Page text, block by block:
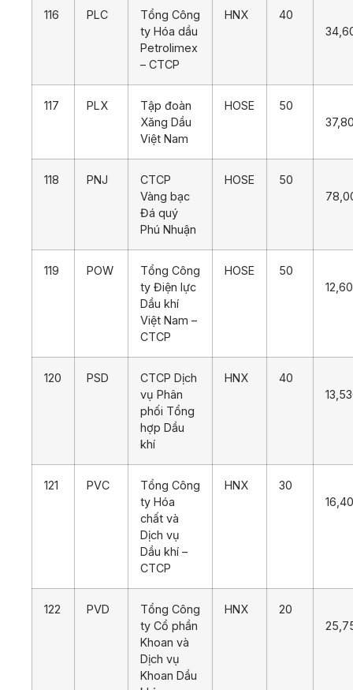
116 PLC
Tổng Công
ty Hóa dầu
Petrolimex
– CTCP
HNX
40
117 PLX
Tập đoàn
Xăng Dầu
Việt Nam
HOSE
50
118 PNJ
CTCP
Vàng bạc
Đá quý
Phú Nhuận
HOSE
50
119 POW
Tổng Công
ty Điện lực
Dầu khí
Việt Nam –
CTCP
HOSE
50
120 PSD
CTCP Dịch
vụ Phân
phối Tổng
hợp Dầu
khí
HNX
40
121 PVC
Tổng Công
ty Hóa
chất và
Dịch vụ
Dầu khí –
CTCP
HNX
30
122 PVD
Tổng Công
ty Cổ phần
Khoan và
Dịch vụ
Khoan Dầu
HNX
20